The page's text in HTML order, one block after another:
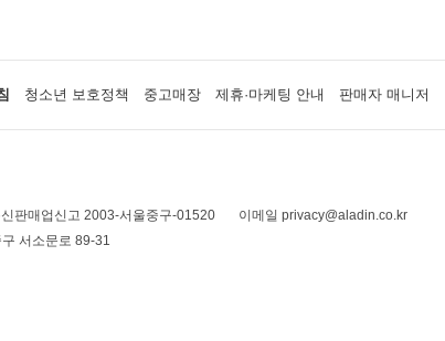
청소년 보호정책 중고매장 제휴·마케팅 안내 판매자 매니저
판매업신고 2003-서울중구-01520
이메일 privacy@aladin.co.kr
서소문로 89-31